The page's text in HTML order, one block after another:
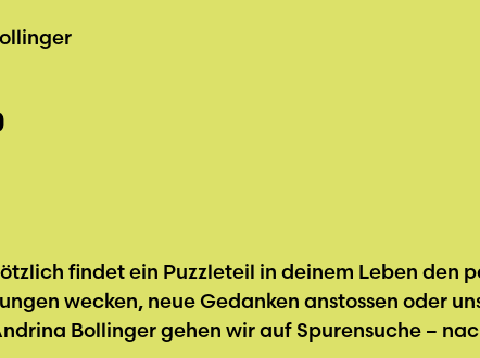
findet ein Puzzleteil in deinem Leben den
wecken, neue Gedanken anstossen oder
Bollinger gehen wir auf Spurensuche –